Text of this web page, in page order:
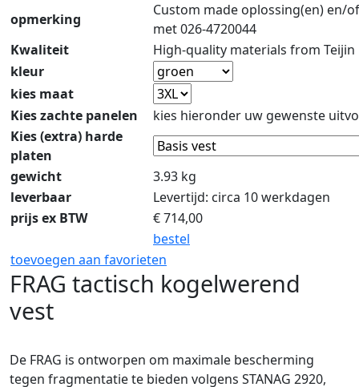
opmerking
Custom made oplossing(en) en/
met 026-4720044
Kwaliteit
High-quality materials from Teijin
kleur
kies maat
Kies zachte panelen
kies hieronder uw gewenste
Kies (extra) harde
platen
gewicht
3.93 kg
leverbaar
Levertijd: circa 10 werkdagen
prijs ex BTW
€714,00
bestel
toevoegen aan favorieten
FRAG tactisch kogelwerend
vest
De FRAG is ontworpen om maximale bescherming
tegen fragmentatie te bieden volgens STANAG 2920,